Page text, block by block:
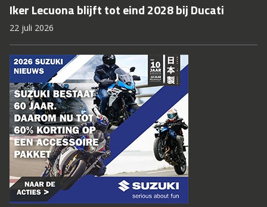
Iker Lecuona blijft tot eind 2028 bij Ducati
22 juli 2026